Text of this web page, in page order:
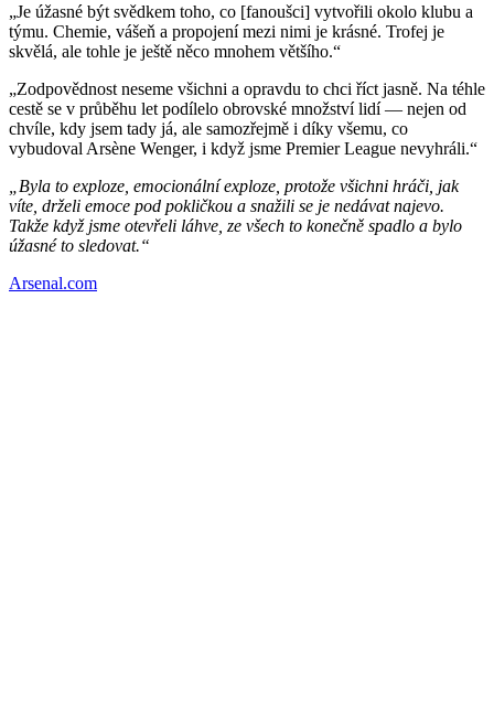
„Je úžasné být svědkem toho, co [fanoušci] vytvořili okolo klubu a
týmu. Chemie, vášeň a propojení mezi nimi je krásné. Trofej je
skvělá, ale tohle je ještě něco mnohem většího.“
„Zodpovědnost neseme všichni a opravdu to chci říct jasně. Na téhle
cestě se v průběhu let podílelo obrovské množství lidí — nejen od
chvíle, kdy jsem tady já, ale samozřejmě i díky všemu, co
vybudoval Arsène Wenger, i když jsme Premier League nevyhráli.“
„Byla to exploze, emocionální exploze, protože všichni hráči, jak
víte, drželi emoce pod pokličkou a snažili se je nedávat najevo.
Takže když jsme otevřeli láhve, ze všech to konečně spadlo a bylo
úžasné to sledovat.“
Arsenal.com